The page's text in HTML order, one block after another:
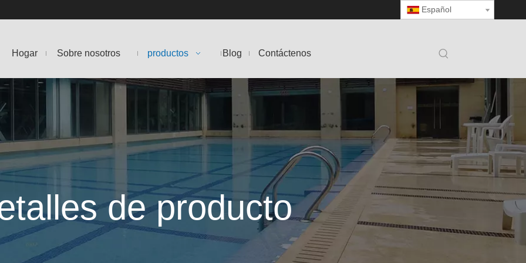
Español
Hogar Sobre nosotros productos Blog Contáctenos
de producto